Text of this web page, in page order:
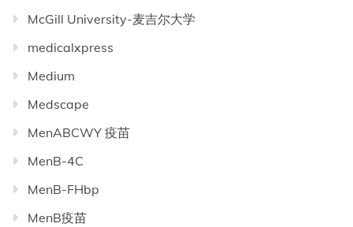
McGill University-麦吉尔大学
medicalxpress
Medium
Medscape
MenABCWY 疫苗
MenB-4C
MenB-FHbp
MenB疫苗